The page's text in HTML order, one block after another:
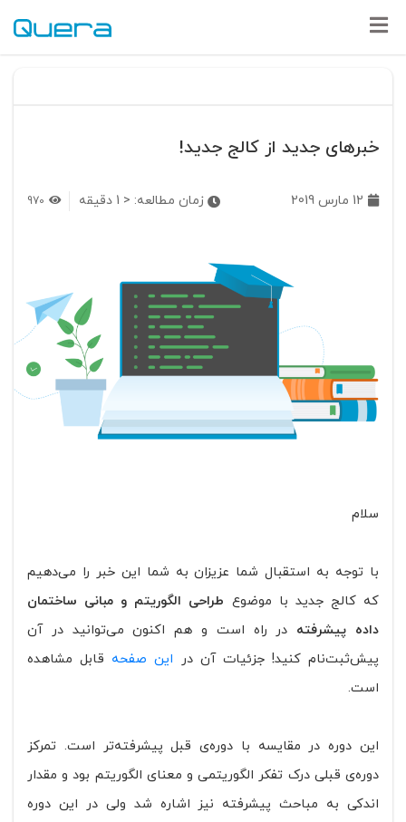
خبرهای جدید از کالج جدید!
12 مارس 2019 زمان مطالعه: < 1 دقیقه 970
سلام‌
با توجه به استقبال شما عزیزان به شما این خبر را می‌دهیم
که کالج جدید با موضوع طراحی الگوریتم و مبانی ساختمان
داده‌ پیشرفته در راه است و هم اکنون می‌توانید در آن
پیش‌ثبت‌نام کنید! جزئیات آن در این صفحه قابل مشاهده
است.
این دوره در مقایسه با دوره‌ی قبل پیشرفته‌تر است. تمرکز
دوره‌ی قبلی درک تفکر الگوریتمی و معنای الگوریتم بود و مقدار
اندکی به مباحث پیشرفته نیز اشاره شد ولی در این دوره